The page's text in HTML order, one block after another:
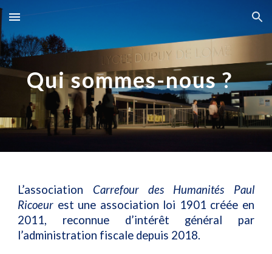
Skip to main content Skip to navigation
Qui sommes-nous ?
L’association Carrefour des Humanités Paul
Ricoeur est une association loi 1901 créée en
2011, reconnue d’intérêt général par
l’administration fiscale depuis 2018.